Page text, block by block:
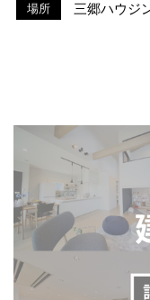
場所 三郷ハウジ